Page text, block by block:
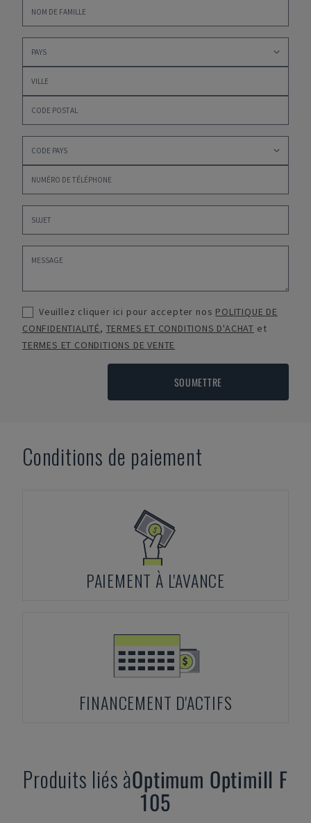
Veuillez cliquer ici pour accepter nos POLITIQUE DE
CONFIDENTIALITÉ, TERMES ET CONDITIONS D'ACHAT et
TERMES ET CONDITIONS DE VENTE
SOUMETTRE
Conditions de paiement
PAIEMENT À L'AVANCE
FINANCEMENT D'ACTIFS
Produits liés àOptimum Optimill F
105